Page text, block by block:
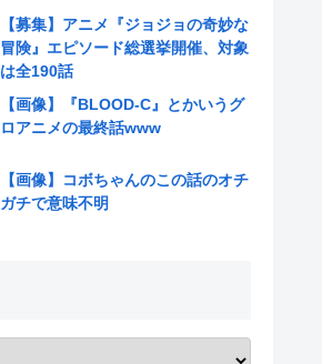
【募集】アニメ『ジョジョの奇妙な
冒険』エピソード総選挙開催、対象
は全190話
【画像】『BLOOD-C』とかいうグ
ロアニメの最終話www
【画像】コボちゃんのこの話のオチ
ガチで意味不明